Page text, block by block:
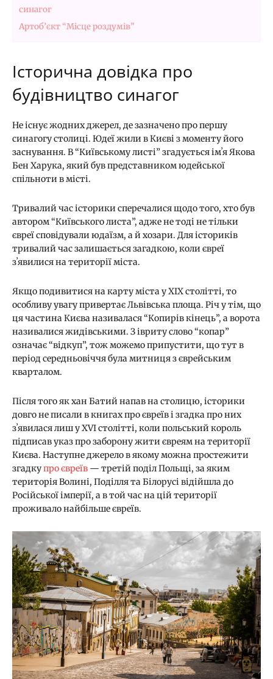
синагог
Артоб’єкт “Місце роздумів”
Історична довідка про
будівництво синагог
Не існує жодних джерел, де зазначено про першу
синагогу столиці. Юдеї жили в Києві з моменту його
заснування. В “Київському листі” згадується імʼя Якова
Бен Харука, який був представником юдейської
спільноти в місті.
Тривалий час історики сперечалися щодо того, хто був
автором “Київського листа”, адже не тоді не тільки
євреї сповідували юдаїзм, а й хозари. Для істориків
тривалий час залишається загадкою, коли євреї
зʼявилися на території міста.
Якщо подивитися на карту міста у ХІХ столітті, то
особливу увагу привертає Львівська площа. Річ у тім, що
ця частина Києва називалася “Копирів кінець”, а ворота
називалися жидівськими. З івриту слово “копар”
означає “відкуп”, тож можемо припустити, що тут в
період середньовіччя була митниця з єврейським
кварталом.
Після того як хан Батий напав на столицю, історики
довго не писали в книгах про євреїв і згадка про них
зʼявилася лиш у ХVI столітті, коли польський король
підписав указ про заборону жити євреям на території
Києва. Наступне джерело в якому можна простежити
згадкупро євреїв — третій поділ Польщі, за яким
територія Волині, Поділля та Білорусі відійшла до
Російської імперії, а в той час на цій території
проживало найбільше євреїв.